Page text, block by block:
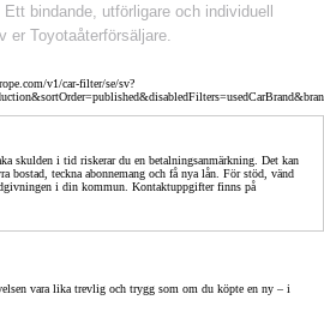
bindande, utförligare och individuell
er Toyotaåterförsäljare.
v1/car-filter/se/sv?
skulden i tid riskerar du en betalningsanmärkning. Det kan
bostad, teckna abonnemang och få nya lån. För stöd, vänd
i din kommun. Kontaktuppgifter finns på
vara lika trevlig och trygg som om du köpte en ny – i